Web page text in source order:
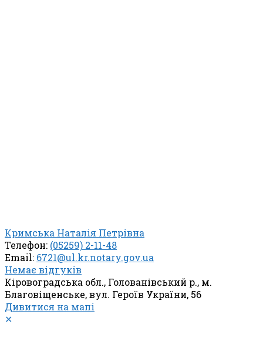
Кримська Наталія Петрівна
Телефон: (05259) 2-11-48
Email: 6721@ul.kr.notary.gov.ua
Немає відгуків
Кіровоградська обл., Голованівський р., м.
Благовіщенське, вул. Героїв України, 56
Дивитися на мапі
✕